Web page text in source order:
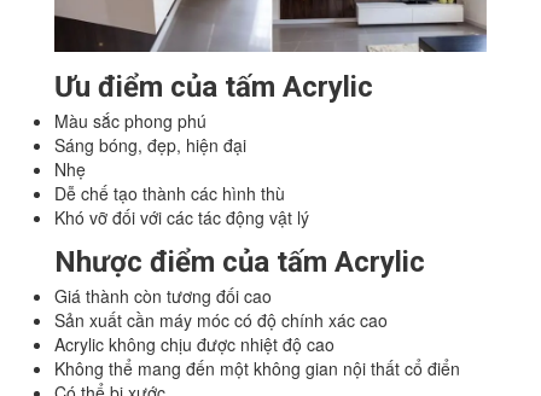
Ưu điểm của tấm Acrylic
Màu sắc phong phú
Sáng bóng, đẹp, hiện đại
Nhẹ
Dễ chế tạo thành các hình thù
Khó vỡ đối với các tác động vật lý
Nhược điểm của tấm Acrylic
Giá thành còn tương đối cao
Sản xuất cần máy móc có độ chính xác cao
Acrylic không chịu được nhiệt độ cao
Không thể mang đến một không gian nội thất cổ điển